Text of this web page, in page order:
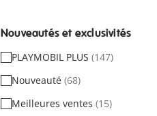
Nouveautés et exclusivités
PLAYMOBIL PLUS (147)
Nouveauté (68)
Meilleures ventes (15)